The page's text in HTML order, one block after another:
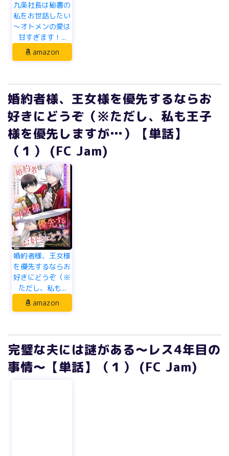
九条社長は秘書の
私をお世話したい
～オトメンの愛は
甘すぎます！...
amazon
婚約者様、王女様を優先するならお
好きにどうぞ（※ただし、私も王子
様を優先しますが…）【単話】
（１） (FC Jam)
婚約者様、王女様
を優先するならお
好きにどうぞ（※
ただし、私も...
amazon
完璧な夫には謎がある～レス4年目の
事情～【単話】（１） (FC Jam)